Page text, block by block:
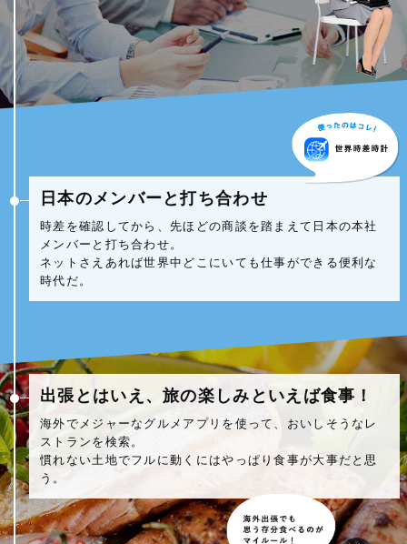
日本のメンバーと打ち合わせ
時差を確認してから、先ほどの商談を踏まえて日本の本社
メンバーと打ち合わせ。
ネットさえあれば世界中どこにいても仕事ができる便利な
時代だ。
出張とはいえ、旅の楽しみといえば食事！
海外でメジャーなグルメアプリを使って、おいしそうなレ
ストランを検索。
慣れない土地でフルに動くにはやっぱり食事が大事だと思
う。